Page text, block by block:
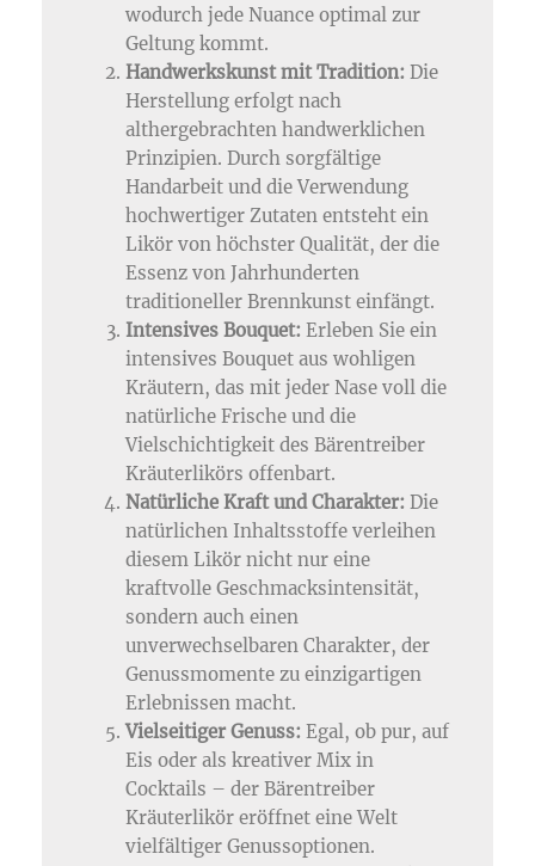
wodurch jede Nuance optimal zur
Geltung kommt.
Handwerkskunst mit Tradition: Die
Herstellung erfolgt nach
althergebrachten handwerklichen
Prinzipien. Durch sorgfältige
Handarbeit und die Verwendung
hochwertiger Zutaten entsteht ein
Likör von höchster Qualität, der die
Essenz von Jahrhunderten
traditioneller Brennkunst einfängt.
Intensives Bouquet: Erleben Sie ein
intensives Bouquet aus wohligen
Kräutern, das mit jeder Nase voll die
natürliche Frische und die
Vielschichtigkeit des Bärentreiber
Kräuterlikörs offenbart.
Natürliche Kraft und Charakter: Die
natürlichen Inhaltsstoffe verleihen
diesem Likör nicht nur eine
kraftvolle Geschmacksintensität,
sondern auch einen
unverwechselbaren Charakter, der
Genussmomente zu einzigartigen
Erlebnissen macht.
Vielseitiger Genuss: Egal, ob pur, auf
Eis oder als kreativer Mix in
Cocktails – der Bärentreiber
Kräuterlikör eröffnet eine Welt
vielfältiger Genussoptionen.